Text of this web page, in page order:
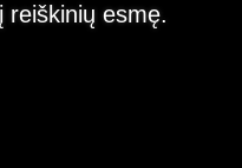
reiškinių esmę.